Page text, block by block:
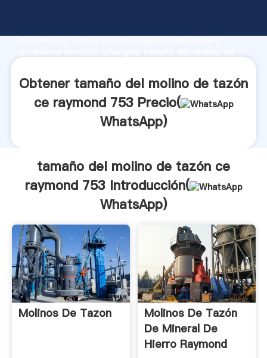
producción, fuerza de investigación avanzada y
aporta valores a todos los clientes.
Obtener tamaño del molino de tazón
ce raymond 753 Precio(
WhatsApp)
tamaño del molino de tazón ce
raymond 753 Introducción(
WhatsApp)
Molinos De Tazon
Molinos De Tazón
De Mineral De
Hierro Raymond